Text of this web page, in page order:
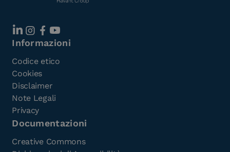
Informazioni
Codice etico
Cookies
Disclaimer
Note Legali
Privacy
Documentazioni
Creative Commons